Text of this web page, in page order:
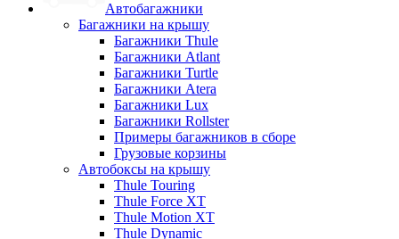
Автобагажники
Багажники на крышу
Багажники Thule
Багажники Atlant
Багажники Turtle
Багажники Atera
Багажники Lux
Багажники Rollster
Примеры багажников в сборе
Грузовые корзины
Автобоксы на крышу
Thule Touring
Thule Force XT
Thule Motion XT
Thule Dynamic